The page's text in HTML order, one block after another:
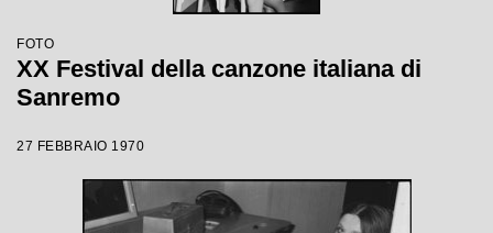
FOTO
XX Festival della canzone italiana di
Sanremo
27 FEBBRAIO 1970